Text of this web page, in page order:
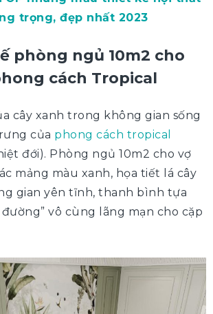
trọng, đẹp nhất 2023
phòng ngủ 10m2 cho
cách Tropical
cây xanh trong không gian sống
của phong cách tropical
đới). Phòng ngủ 10m2 cho vợ
mảng màu xanh, họa tiết lá cây
gian yên tĩnh, thanh bình tựa
vô cùng lãng mạn cho cặp